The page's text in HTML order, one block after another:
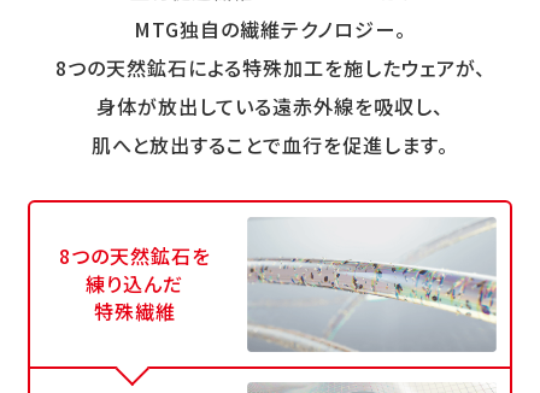
MTG独自の繊維テクノロジー。
8つの天然鉱石による特殊加工を施したウェアが、
身体が放出している遠赤外線を吸収し、
肌へと放出することで血行を促進します。
8つの天然鉱石を
練り込んだ
特殊繊維